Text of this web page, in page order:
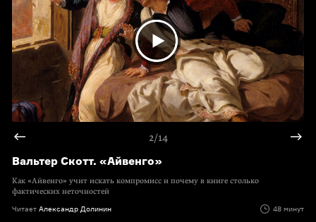
2/14
Вальтер Скотт. «Айвенго»
Как «Айвенго» учит искать компромисс и почему в книге столько
фактических неточностей
Читает Александр Долинин 48 минут